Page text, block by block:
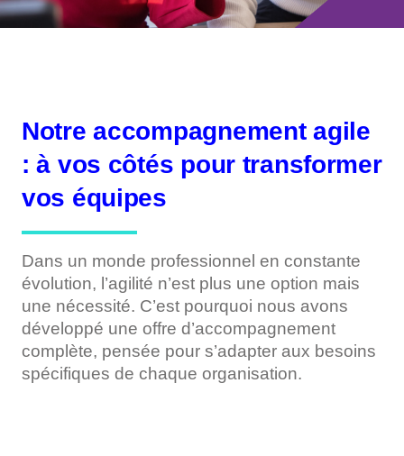
Notre accompagnement agile
: à vos côtés pour transformer
vos équipes
Dans un monde professionnel en constante
évolution, l’agilité n’est plus une option mais
une nécessité. C’est pourquoi nous avons
développé une offre d’accompagnement
complète, pensée pour s’adapter aux besoins
spécifiques de chaque organisation.